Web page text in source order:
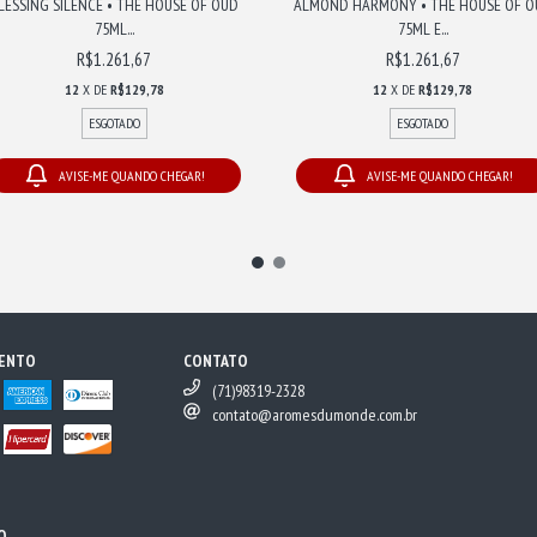
75ML...
R$1.261,67
12 X DE R$129,78
ESGOTADO
AVISE-ME QUANDO CHEGAR!
75ML E...
R$1.261,67
12 X DER$129,78
ESGOTADO
AVISE-ME QUANDO CHEGAR!
CONTATO
(71)98319-2328
contato@aromesdumonde.com.br